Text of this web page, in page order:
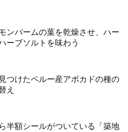
ンバームの葉を乾燥させ、ハー
ーブソルトを味わう
つけたペルー産アボカドの種の
え
半額シールがついている「築地